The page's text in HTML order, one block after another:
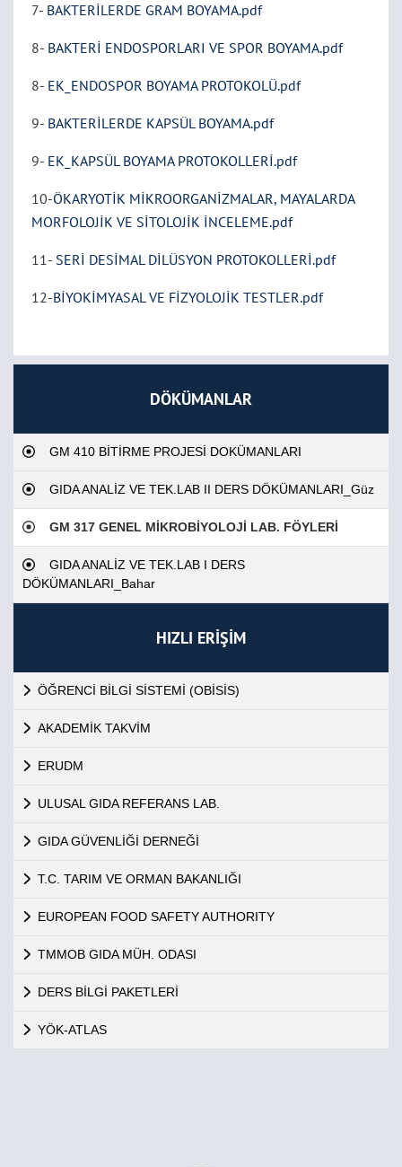
DÖKÜMANLAR
GM 410 BİTİRME PROJESİ DOKÜMANLARI
GIDA ANALİZ VE TEK.LAB II DERS DÖKÜMANLARI_Güz
GM 317 GENEL MİKROBİYOLOJİ LAB. FÖYLERİ
GIDA ANALİZ VE TEK.LAB I DERS
DÖKÜMANLARI_Bahar
HIZLI ERİŞİM
ÖĞRENCİ BİLGİ SİSTEMİ (OBİSİS)
AKADEMİK TAKVİM
ERUDM
ULUSAL GIDA REFERANS LAB.
GIDA GÜVENLİĞİ DERNEĞİ
T.C. TARIM VE ORMAN BAKANLIĞI
EUROPEAN FOOD SAFETY AUTHORITY
TMMOB GIDA MÜH. ODASI
DERS BİLGİ PAKETLERİ
YÖK-ATLAS
7- BAKTERİLERDE GRAM BOYAMA.pdf
8- BAKTERİ ENDOSPORLARI VE SPOR BOYAMA.pdf
8- EK_ENDOSPOR BOYAMA PROTOKOLÜ.pdf
9- BAKTERİLERDE KAPSÜL BOYAMA.pdf
9- EK_KAPSÜL BOYAMA PROTOKOLLERİ.pdf
10-ÖKARYOTİK MİKROORGANİZMALAR, MAYALARDA
MORFOLOJİK VE SİTOLOJİK İNCELEME.pdf
11- SERİ DESİMAL DİLÜSYON PROTOKOLLERİ.pdf
12-BİYOKİMYASAL VE FİZYOLOJİK TESTLER.pdf